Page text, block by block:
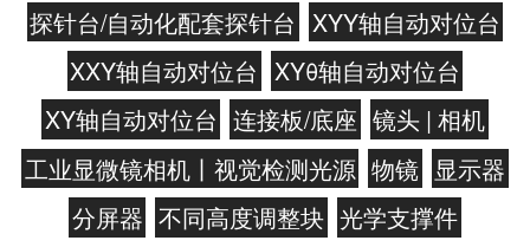
探针台/自动化配套探针台 XYY轴自动对位台
XXY轴自动对位台 XYθ轴自动对位台
XY轴自动对位台 连接板/底座 镜头 | 相机
工业显微镜相机丨视觉检测光源 物镜 显示器
分屏器 不同高度调整块 光学支撑件